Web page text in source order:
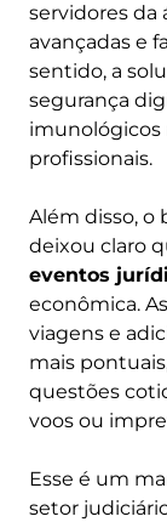
servidores da
avançadas e
sentido, a
segurança
imunológicos
profissionais.
Além disso,
deixou claro
eventos
econômica.
viagens e
mais
questões
voos ou
Esse é um
setor